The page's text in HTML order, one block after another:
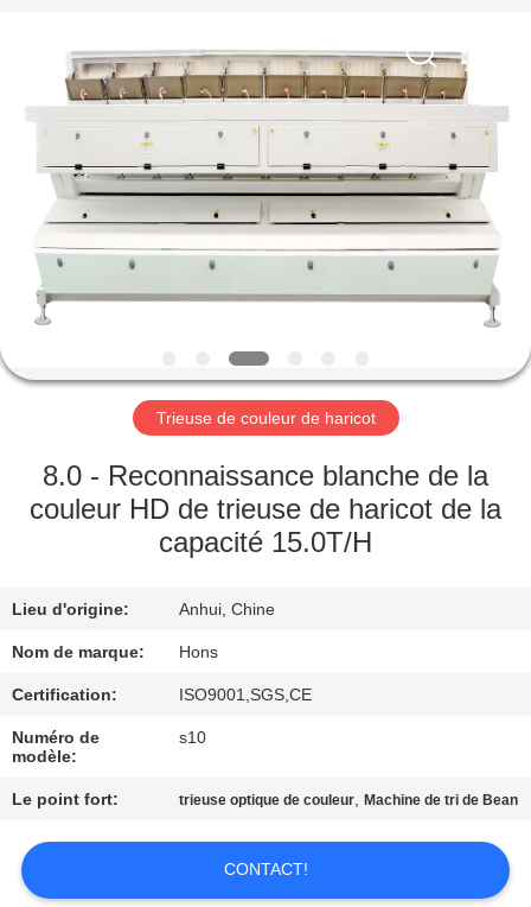
MAISON
PRODUITS
AU
SUJET
DE
NOUS
VISITE
D'USINE
DE
QUALITÉ
CONTACTEZ-
NOUS
DEMANDEZ
UNE
Trieuse de couleur de haricot
8.0 - Reconnaissance blanche de la
couleur HD de trieuse de haricot de la
capacité 15.0T/H
Lieu d'origine: Anhui, Chine
Nom de marque: Hons
Certification: ISO9001,SGS,CE
Numéro de
modèle:
s10
Le point fort: trieuse optique de couleur,Machine de tri de Bean
CONTACT!